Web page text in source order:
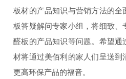
板材的产品知识与营销方法的
板答疑解问专家小组，将细致
醛板的产品知识等问题。希望通
材将通过美佰利的家人们呈送
更高环保产品的福音。